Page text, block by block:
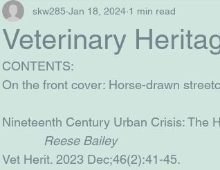
Veterinary
skw285 Jan 18, 2024 1 min read
CONTENTS:
On the front cover: Horse-drawn
Nineteenth Century Urban Crisis: The
Reese Bailey
Vet Herit. 2023 Dec;46(2):41-45.